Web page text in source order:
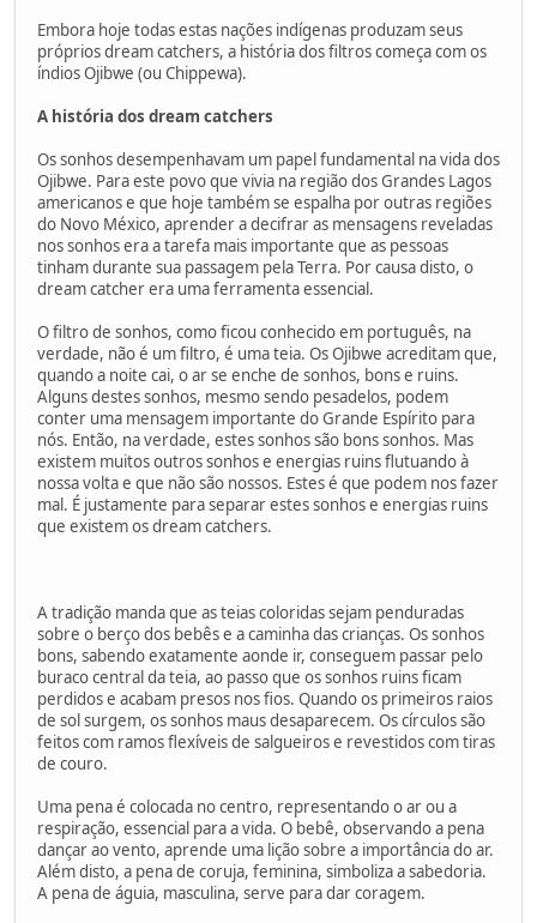
Embora hoje todas estas nações indígenas produzam seus
próprios dream catchers, a história dos filtros começa com os
índios Ojibwe (ou Chippewa).
A história dos dream catchers
Os sonhos desempenhavam um papel fundamental na vida dos
Ojibwe. Para este povo que vivia na região dos Grandes Lagos
americanos e que hoje também se espalha por outras regiões
do Novo México, aprender a decifrar as mensagens reveladas
nos sonhos era a tarefa mais importante que as pessoas
tinham durante sua passagem pela Terra. Por causa disto, o
dream catcher era uma ferramenta essencial.
O filtro de sonhos, como ficou conhecido em português, na
verdade, não é um filtro, é uma teia. Os Ojibwe acreditam que,
quando a noite cai, o ar se enche de sonhos, bons e ruins.
Alguns destes sonhos, mesmo sendo pesadelos, podem
conter uma mensagem importante do Grande Espírito para
nós. Então, na verdade, estes sonhos são bons sonhos. Mas
existem muitos outros sonhos e energias ruins flutuando à
nossa volta e que não são nossos. Estes é que podem nos fazer
mal. É justamente para separar estes sonhos e energias ruins
que existem os dream catchers.
A tradição manda que as teias coloridas sejam penduradas
sobre o berço dos bebês e a caminha das crianças. Os sonhos
bons, sabendo exatamente aonde ir, conseguem passar pelo
buraco central da teia, ao passo que os sonhos ruins ficam
perdidos e acabam presos nos fios. Quando os primeiros raios
de sol surgem, os sonhos maus desaparecem. Os círculos são
feitos com ramos flexíveis de salgueiros e revestidos com tiras
de couro.
Uma pena é colocada no centro, representando o ar ou a
respiração, essencial para a vida. O bebê, observando a pena
dançar ao vento, aprende uma lição sobre a importância do ar.
Além disto, a pena de coruja, feminina, simboliza a sabedoria.
A pena de águia, masculina, serve para dar coragem.